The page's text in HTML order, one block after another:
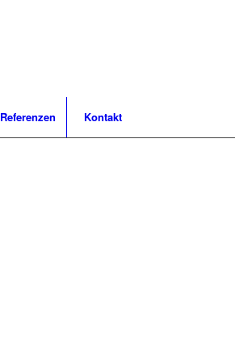
Referenzen Kontakt